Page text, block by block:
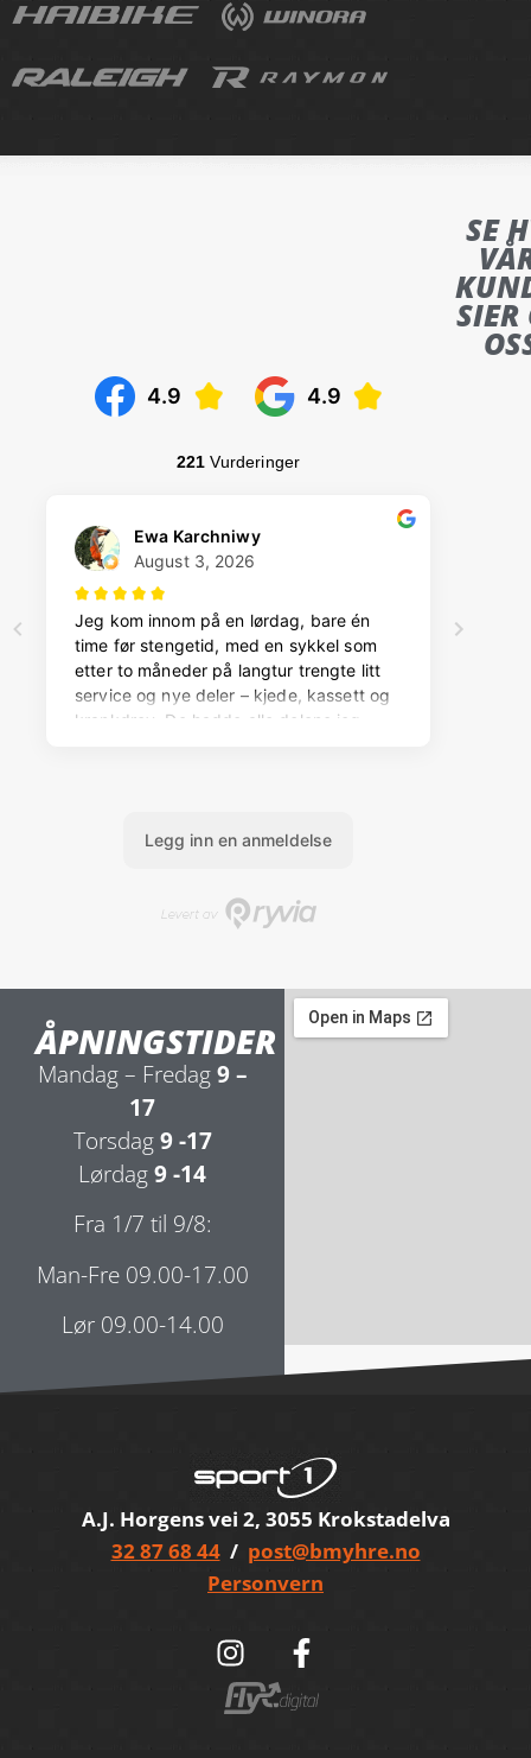
SE
SIER
ÅPNINGSTIDER
Mandag – Fredag9 –
17
Torsdag9 -17
Lørdag9 -14
Fra 1/7 til 9/8:
Man-Fre 09.00-17.00
Lør 09.00-14.00
A.J. Horgens vei 2, 3055 Krokstadelva
32 87 68 44/ post@bmyhre.no
Personvern